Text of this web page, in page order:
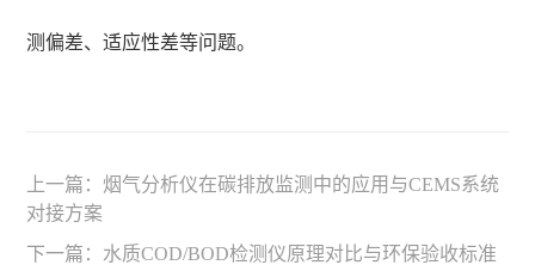
测偏差、适应性差等问题。
上一篇：烟气分析仪在碳排放监测中的应用与CEMS系统
对接方案
下一篇： 水质COD/BOD检测仪原理对比与环保验收标准